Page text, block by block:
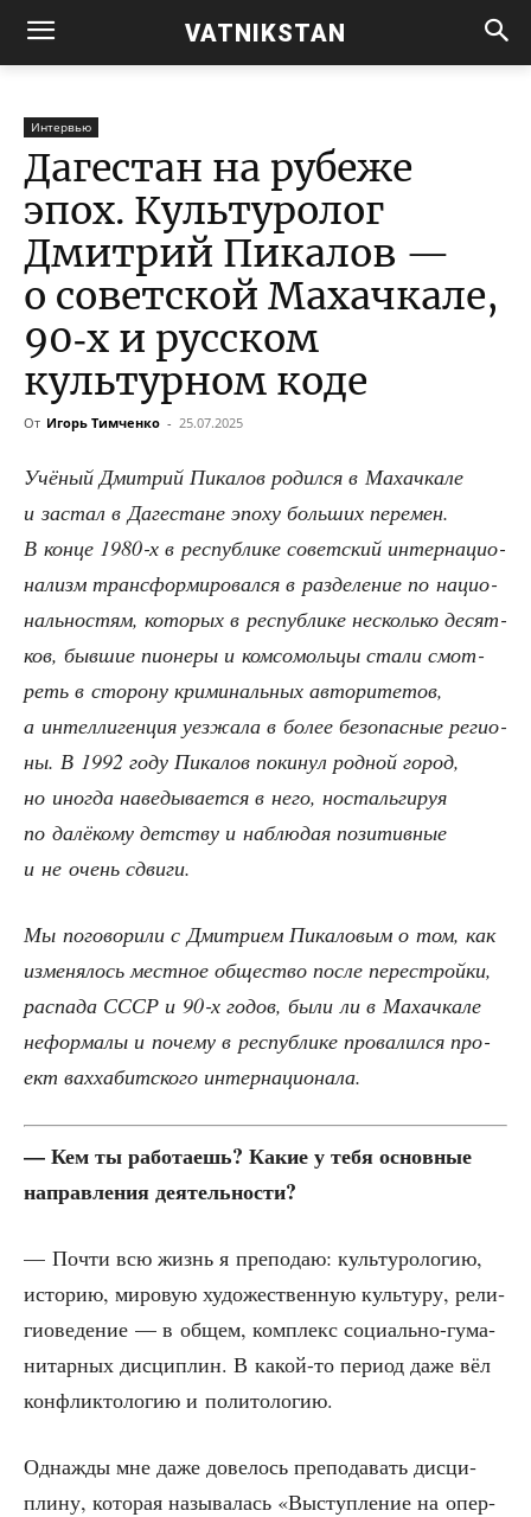
VATNIKSTAN
Интервью
Дагестан на рубеже
эпох. Культуролог
Дмитрий Пикалов —
о советской Махачкале,
90‑х и русском
культурном коде
От Игорь Тимченко - 25.07.2025
Учё­ный Дмит­рий Пика­лов родил­ся в Махач­ка­ле
и застал в Даге­стане эпо­ху боль­ших пере­мен.
В кон­це 1980‑х в рес­пуб­ли­ке совет­ский интер­на­ци­о­
на­лизм транс­фор­ми­ро­вал­ся в раз­де­ле­ние по наци­о­
наль­но­стям, кото­рых в рес­пуб­ли­ке несколь­ко десят­
ков, быв­шие пио­не­ры и ком­со­моль­цы ста­ли смот­
реть в сто­ро­ну кри­ми­наль­ных авто­ри­те­тов,
а интел­ли­ген­ция уез­жа­ла в более без­опас­ные реги­о­
ны. В 1992 году Пика­лов поки­нул род­ной город,
но ино­гда наве­ды­ва­ет­ся в него, носталь­ги­руя
по далё­ко­му дет­ству и наблю­дая пози­тив­ные
и не очень сдвиги.
Мы пого­во­ри­ли с Дмит­ри­ем Пика­ло­вым о том, как
изме­ня­лось мест­ное обще­ство после пере­строй­ки,
рас­па­да СССР и 90‑х годов, были ли в Махач­ка­ле
нефор­ма­лы и поче­му в рес­пуб­ли­ке про­ва­лил­ся про­
ект вах­ха­бит­ско­го интернационала.
— Кем ты рабо­та­ешь? Какие у тебя основ­ные
направ­ле­ния деятельности?
— Почти всю жизнь я пре­по­даю: куль­ту­ро­ло­гию,
исто­рию, миро­вую худо­же­ствен­ную куль­ту­ру, рели­
гио­ве­де­ние — в общем, ком­плекс соци­аль­но-гума­
ни­тар­ных дис­ци­плин. В какой-то пери­од даже вёл
кон­флик­то­ло­гию и политологию.
Одна­жды мне даже дове­лось пре­по­да­вать дис­ци­
пли­ну, кото­рая назы­ва­лась «Выступ­ле­ние на опер­